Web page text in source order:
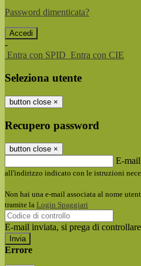
Password dimenticata?
-
Entra con SPID Entra con CIE
Seleziona utente
button close ×
Recupero password
button close ×
E-mail
all'indirizzo indicato con le istruzioni
Non hai una e-mail associata al nome
tramite la Login Spaggiari
E-mail inviata, si prega di
Errore